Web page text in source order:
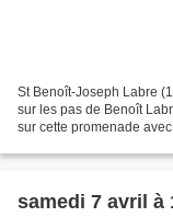
St Benoît-Joseph Labre
sur les pas de Benoît
sur cette promenade
samedi 7 avril à